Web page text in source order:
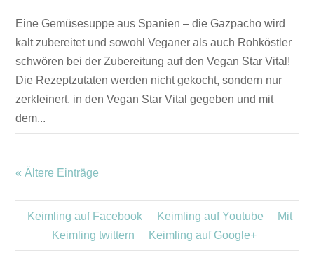
Eine Gemüsesuppe aus Spanien – die Gazpacho wird
kalt zubereitet und sowohl Veganer als auch Rohköstler
schwören bei der Zubereitung auf den Vegan Star Vital!
Die Rezeptzutaten werden nicht gekocht, sondern nur
zerkleinert, in den Vegan Star Vital gegeben und mit
dem...
« Ältere Einträge
Keimling auf Facebook Keimling auf Youtube
Mit
Keimling twittern
Keimling auf Google+